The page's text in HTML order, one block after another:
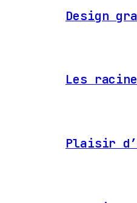
Design
Les
Plaisir